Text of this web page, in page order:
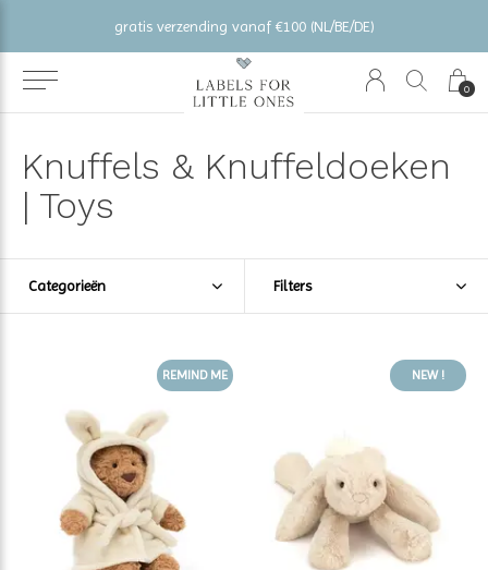
0
gratis verzending vanaf €100 (NL/BE/DE)
Knuffels & Knuffeldoeken
| Toys
Categorieën Filters
REMIND ME NEW !